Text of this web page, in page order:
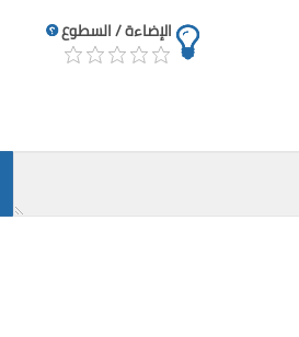
الإضاءة / السطوع